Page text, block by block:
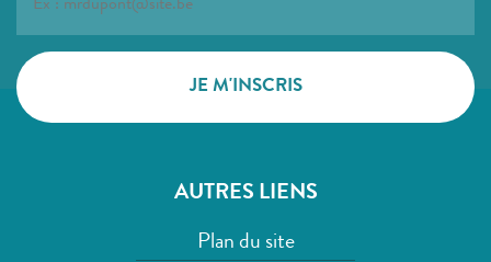
AUTRES LIENS
Plan du site